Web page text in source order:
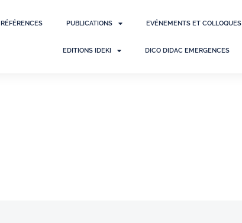
RÉFÉRENCES PUBLICATIONS EVÉNEMENTS ET COLLOQUES
EDITIONS IDEKI DICO DIDAC EMERGENCES